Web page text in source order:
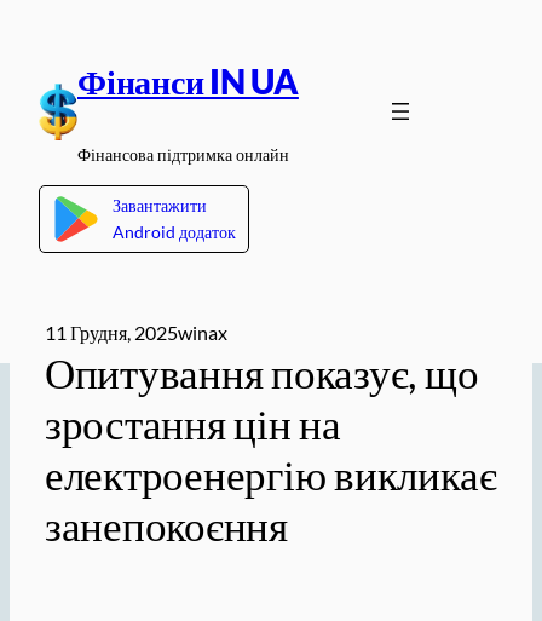
вмісту
Фінанси IN UA
Фінансова підтримка онлайн
Завантажити
Android додаток
11 Грудня, 2025winax
Опитування показує, що
зростання цін на
електроенергію викликає
занепокоєння